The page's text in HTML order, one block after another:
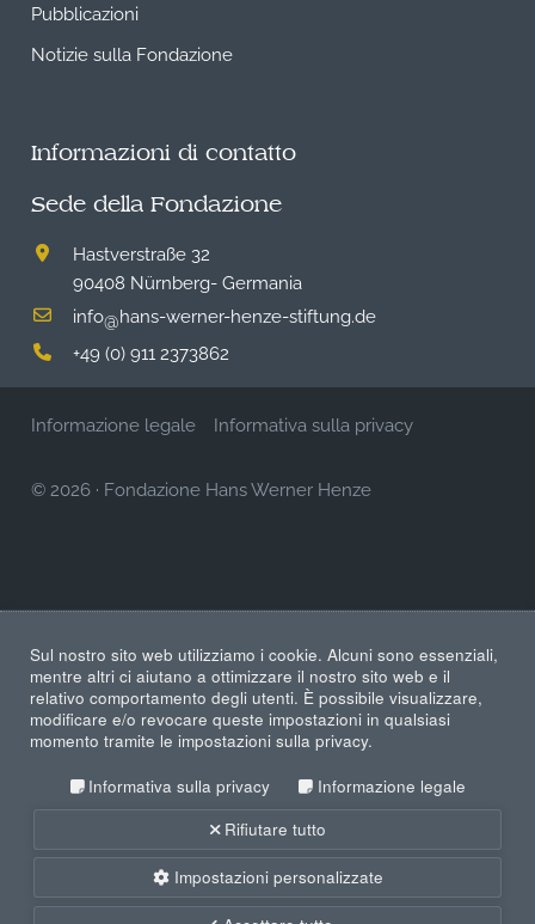
Pubblicazioni
Notizie sulla Fondazione
Informazioni di contatto
Sede della Fondazione
Hastverstraße 32
90408 Nürnberg- Germania
info@hans-werner-henze-stiftung.de
+49 (0) 911 2373862
Informazione legale Informativa sulla privacy
© 2026 · Fondazione Hans Werner Henze
Sul nostro sito web utilizziamo i cookie. Alcuni sono essenziali,
mentre altri ci aiutano a ottimizzare il nostro sito web e il
relativo comportamento degli utenti. È possibile visualizzare,
modificare e/o revocare queste impostazioni in qualsiasi
momento tramite le impostazioni sulla privacy.
Informativa sulla privacy
Informazione legale
Rifiutare tutto
Impostazioni personalizzate